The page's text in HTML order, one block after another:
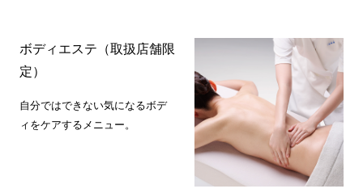
ボディエステ（取扱店舗限
定）
自分ではできない気になるボデ
ィをケアするメニュー。